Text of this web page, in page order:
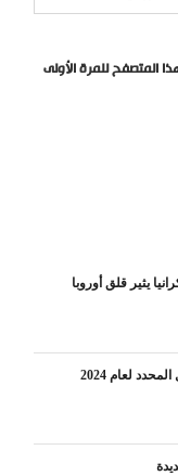
المتصفح للمرة الأولى
يثير قلق أوروبا
لعام 2024